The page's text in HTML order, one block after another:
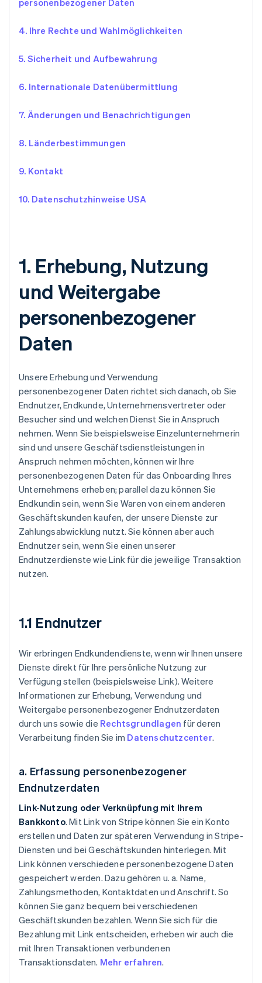
personenbezogener Daten
4. Ihre Rechte und Wahlmöglichkeiten
5. Sicherheit und Aufbewahrung
6. Internationale Datenübermittlung
7. Änderungen und Benachrichtigungen
8. Länderbestimmungen
9. Kontakt
10. Datenschutzhinweise USA
1. Erhebung, Nutzung
und Weitergabe
personenbezogener
Daten
Unsere Erhebung und Verwendung
personenbezogener Daten richtet sich danach, ob Sie
Endnutzer, Endkunde, Unternehmensvertreter oder
Besucher sind und welchen Dienst Sie in Anspruch
nehmen. Wenn Sie beispielsweise Einzelunternehmerin
sind und unsere Geschäftsdienstleistungen in
Anspruch nehmen möchten, können wir Ihre
personenbezogenen Daten für das Onboarding Ihres
Unternehmens erheben; parallel dazu können Sie
Endkundin sein, wenn Sie Waren von einem anderen
Geschäftskunden kaufen, der unsere Dienste zur
Zahlungsabwicklung nutzt. Sie können aber auch
Endnutzer sein, wenn Sie einen unserer
Endnutzerdienste wie Link für die jeweilige Transaktion
nutzen.
1.1 Endnutzer
Wir erbringen Endkundendienste, wenn wir Ihnen unsere
Dienste direkt für Ihre persönliche Nutzung zur
Verfügung stellen (beispielsweise Link). Weitere
Informationen zur Erhebung, Verwendung und
Weitergabe personenbezogener Endnutzerdaten
durch uns sowie die Rechtsgrundlagen für deren
Verarbeitung finden Sie im Datenschutzcenter.
a. Erfassung personenbezogener
Endnutzerdaten
Link-Nutzung oder Verknüpfung mit Ihrem
Bankkonto. Mit Link von Stripe können Sie ein Konto
erstellen und Daten zur späteren Verwendung in Stripe-
Diensten und bei Geschäftskunden hinterlegen. Mit
Link können verschiedene personenbezogene Daten
gespeichert werden. Dazu gehören u. a. Name,
Zahlungsmethoden, Kontaktdaten und Anschrift. So
können Sie ganz bequem bei verschiedenen
Geschäftskunden bezahlen. Wenn Sie sich für die
Bezahlung mit Link entscheiden, erheben wir auch die
mit Ihren Transaktionen verbundenen
Transaktionsdaten. Mehr erfahren.